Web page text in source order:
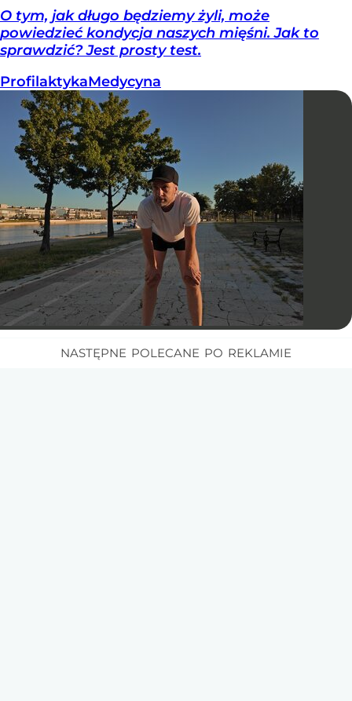
O tym, jak długo będziemy żyli, może
powiedzieć kondycja naszych mięśni. Jak to
sprawdzić? Jest prosty test.
ProfilaktykaMedycyna